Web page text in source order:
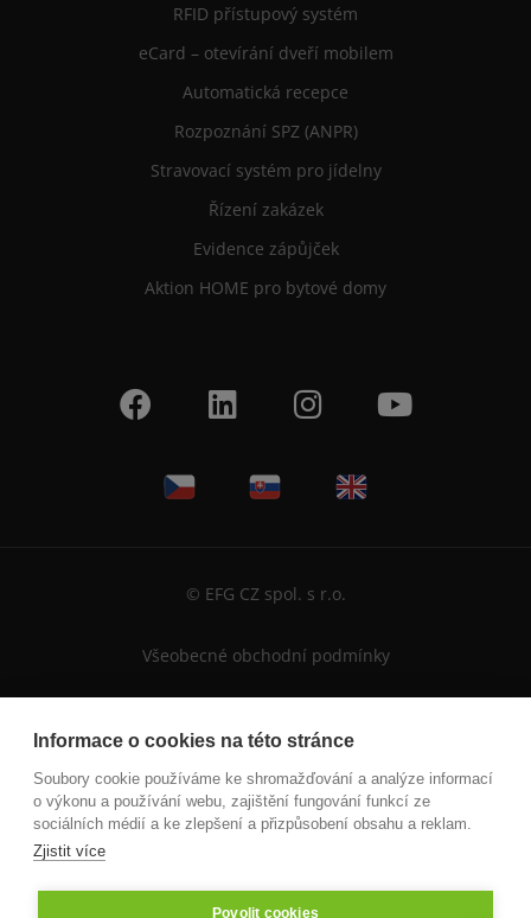
RFID přístupový systém
eCard – otevírání dveří mobilem
Automatická recepce
Rozpoznání SPZ (ANPR)
Stravovací systém pro jídelny
Řízení zakázek
Evidence zápůjček
Aktion HOME pro bytové domy
© EFG CZ spol. s r.o.
Všeobecné obchodní podmínky
Informace o cookies na této stránce
Soubory cookie používáme ke shromažďování a analýze informací
o výkonu a používání webu, zajištění fungování funkcí ze
sociálních médií a ke zlepšení a přizpůsobení obsahu a reklam.
Zjistit více
Povolit cookies